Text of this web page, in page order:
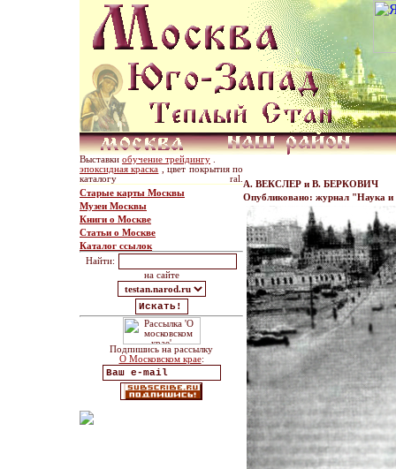
Выставки обучение трейдингу
эпоксидная краска , цвет покрытия по
каталогу ral.
Старые карты Москвы
Музеи Москвы
Книги о Москве
Статьи о Москве
Каталог ссылок
Найти:
на сайте
Подпишись на рассылку
О Московском крае:
А. ВЕКСЛЕР и В. БЕРКОВИЧ
Опубликовано: журнал "Наука и